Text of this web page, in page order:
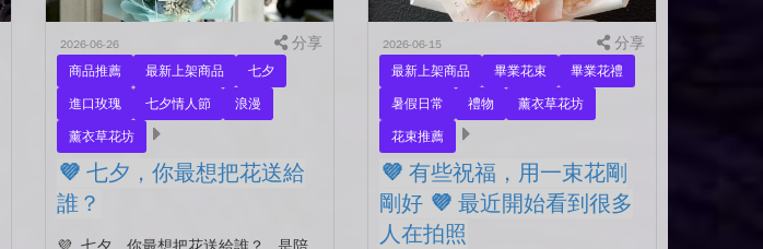
2026-06-26 分享
商品推薦 最新上架商品
七夕
進口玫瑰
七夕情人節
浪漫
薰衣草花坊
💜 七夕，你最想把花送給
誰？
2026-06-15 分享
最新上架商品 畢業花束
畢業花禮
暑假日常
禮物
薰衣草花坊
花束推薦
💜 有些祝福，用一束花剛
剛好 💜 最近開始看到很多
人在拍照